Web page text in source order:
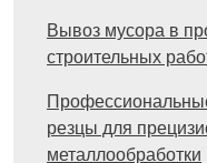
Вывоз мусора в
строительных
резцы для
металлообработки